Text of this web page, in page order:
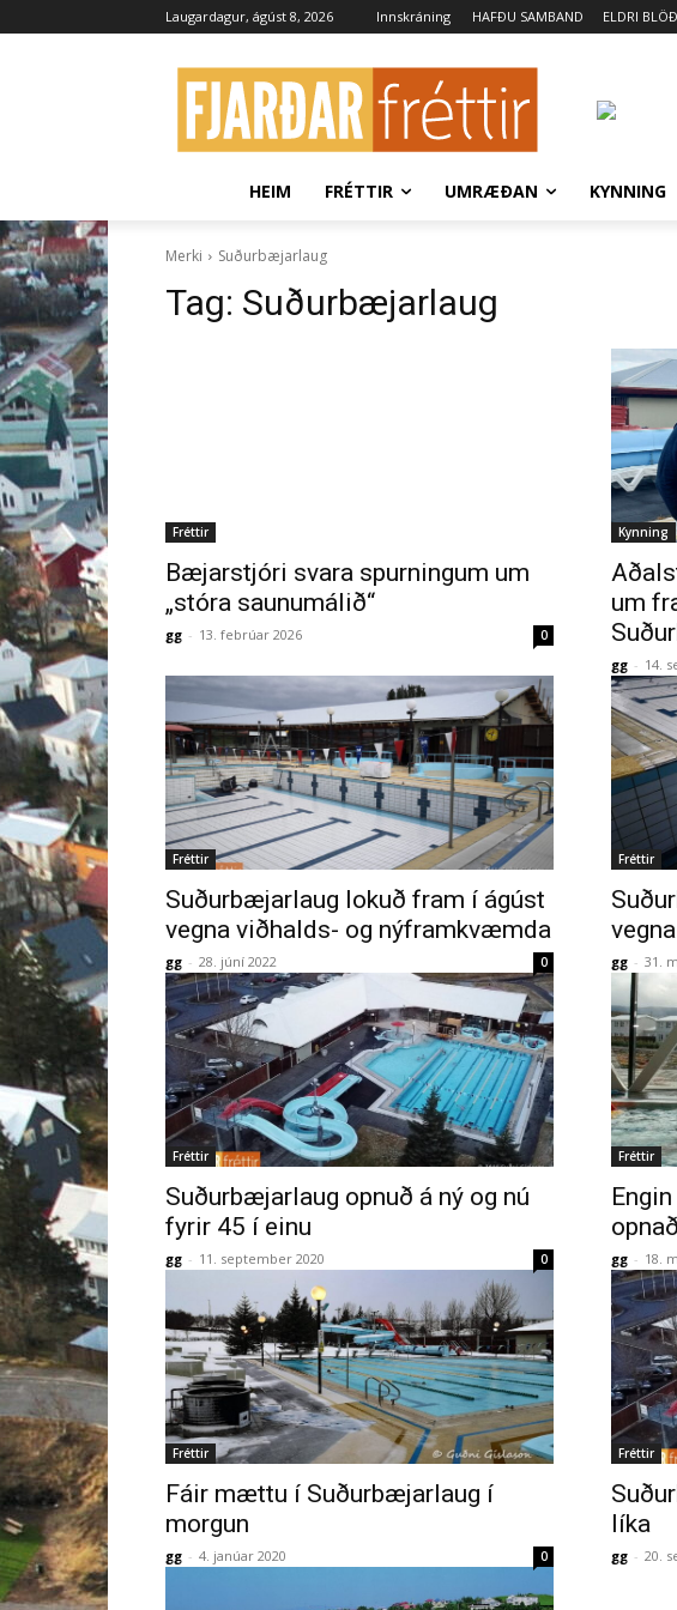
Laugardagur, ágúst 8, 2026 Innskráning HAFÐU SAMBAND ELDRI BLÖÐ
HEIM FRÉTTIR UMRÆÐAN KYNNING
Merki Suðurbæjarlaug
Tag: Suðurbæjarlaug
Fréttir
Bæjarstjóri svara spurningum um
„stóra saunumálið“
gg - 13. febrúar 2026 0
Kynning
um
gg - 14.
Fréttir
Suðurbæjarlaug lokuð fram í ágúst
vegna viðhalds- og nýframkvæmda
gg - 28. júní 2022 0
Fréttir
gg - 31.
Fréttir
Suðurbæjarlaug opnuð á ný og nú
fyrir 45 í einu
gg - 11. september 2020 0
Fréttir
gg - 18.
Fréttir
Fáir mættu í Suðurbæjarlaug í
morgun
gg - 4. janúar 2020 0
Fréttir
líka
gg - 20.